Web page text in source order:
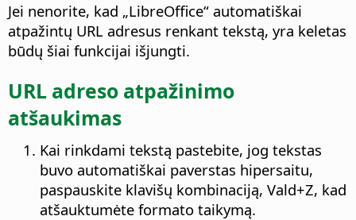
Jei nenorite, kad „LibreOffice“ automatiškai
atpažintų URL adresus renkant tekstą, yra keletas
būdų šiai funkcijai išjungti.
URL adreso atpažinimo
atšaukimas
Kai rinkdami tekstą pastebite, jog tekstas
buvo automatiškai paverstas hipersaitu,
paspauskite klavišų kombinaciją, Vald+Z, kad
atšauktumėte formato taikymą.